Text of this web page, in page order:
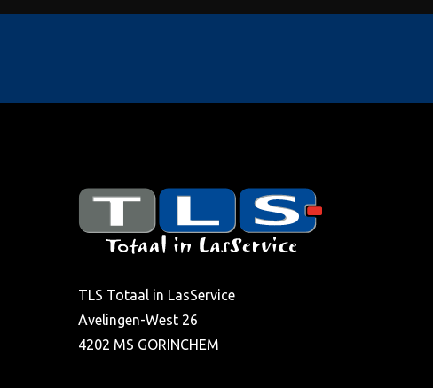
TLS Totaal in LasService
Avelingen-West 26
4202 MS GORINCHEM